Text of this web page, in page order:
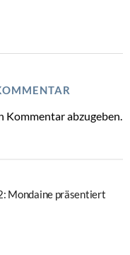
Kommentar abzugeben.
Mondaine präsentiert